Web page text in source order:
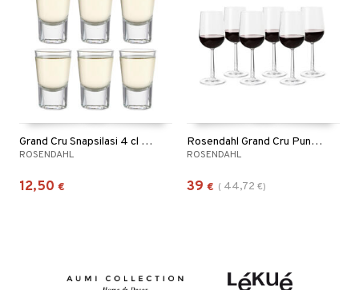
Grand Cru Snapsilasi 4 cl 6 pkt
ROSENDAHL
12,50 €
Rosendahl Grand Cru Punaviinilasi 6 kpl
ROSENDAHL
39 € ( 44,72 €)